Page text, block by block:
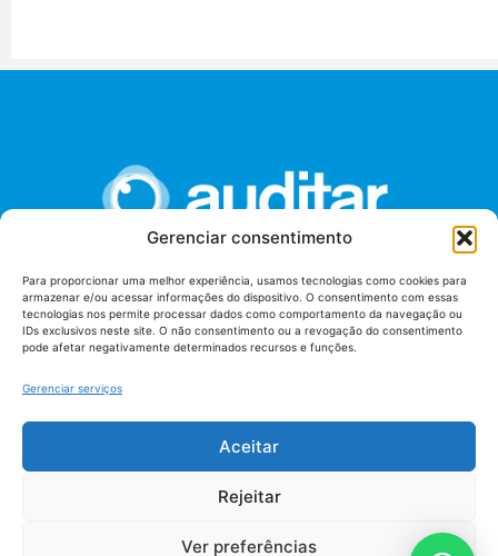
Gerenciar consentimento
Para proporcionar uma melhor experiência, usamos tecnologias como cookies para
armazenar e/ou acessar informações do dispositivo. O consentimento com essas
tecnologias nos permite processar dados como comportamento da navegação ou
IDs exclusivos neste site. O não consentimento ou a revogação do consentimento
pode afetar negativamente determinados recursos e funções.
Gerenciar serviços
Aceitar
Rejeitar
Ver preferências
União dos Auditores Federais de Controle Externo -
AUDITAR
Setor de Administração Federal Sul (SAF/Sul), Qd. 04, Lt. 01
Tribunal de Contas da União (TCU), Subsolo, Sala S04
Termos de uso